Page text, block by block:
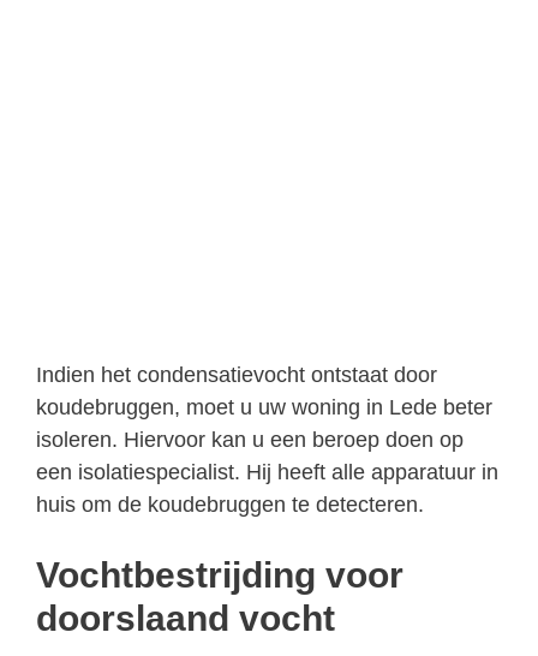
Indien het condensatievocht ontstaat door
koudebruggen, moet u uw woning in Lede beter
isoleren. Hiervoor kan u een beroep doen op
een isolatiespecialist. Hij heeft alle apparatuur in
huis om de koudebruggen te detecteren.
Vochtbestrijding voor
doorslaand vocht